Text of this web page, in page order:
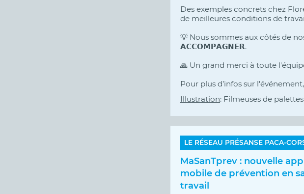
Des exemples concrets chez
de meilleures conditions de
💡 Nous sommes aux côtés de
𝗔𝗖𝗖𝗢𝗠𝗣𝗔𝗚𝗡𝗘𝗥.
🙏 Un grand merci à toute
Pour plus d’infos sur
Illustration: Filmeuses de
LE RÉSEAU PRÉSANSE PACA-
MaSanTprev : nouvelle
mobile de prévention en
travail